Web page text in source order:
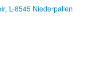
L-8545 Niederpallen